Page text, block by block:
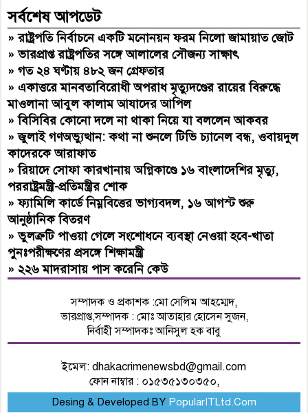
সর্বশেষ আপডেট
»রাষ্ট্রপতি নির্বাচনে একটি মনোনয়ন ফরম নিলো জামায়াত জোট
»ভারপ্রাপ্ত রাষ্ট্রপতির সঙ্গে আলালের সৌজন্য সাক্ষাৎ
»গত ২৪ ঘণ্টায় ৪৮২ জন গ্রেফতার
»একাত্তরে মানবতাবিরোধী অপরাধ মৃত্যুদণ্ডের রায়ের বিরুদ্ধে
মাওলানা আবুল কালাম আযাদের আপিল
»বিসিবির কোনো দলে না থাকা নিয়ে যা বললেন আকবর
»জুলাই গণঅভ্যুত্থান: কথা না শুনলে টিভি চ্যানেল বন্ধ, ওবায়দুল
কাদেরকে আরাফাত
»রিয়াদে সোফা কারখানায় অগ্নিকাণ্ডে ১৬ বাংলাদেশির মৃত্যু,
পররাষ্ট্রমন্ত্রী-প্রতিমন্ত্রীর শোক
»ফ্যামিলি কার্ডে নিম্নবিত্তের ভাগ্যবদল, ১৬ আগস্ট শুরু
আনুষ্ঠানিক বিতরণ
»ভুলত্রুটি পাওয়া গেলে সংশোধনে ব্যবস্থা নেওয়া হবে-খাতা
পুনঃপরীক্ষণের প্রসঙ্গে শিক্ষামন্ত্রী
»২২৬ মাদরাসায় পাস করেনি কেউ
সম্পাদক ও প্রকাশক :মো সেলিম আহম্মেদ,
ভারপ্রাপ্ত,সম্পাদক : মোঃ আতাহার হোসেন সুজন,
নির্বাহী সম্পাদকঃ আনিসুল হক বাবু
ইমেল: dhakacrimenewsbd@gmail.com
ফোন নাম্বার : ০১৫৩৫১৩০৩৫০,
Desing & Developed BY PopularITLtd.Com